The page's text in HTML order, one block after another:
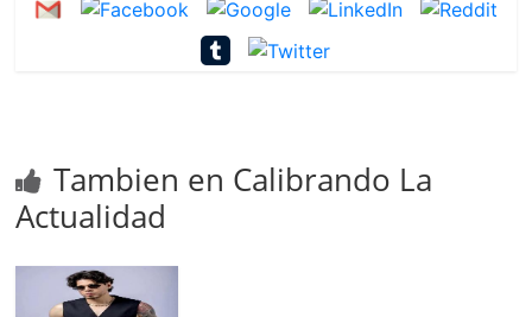
Tambien en Calibrando La
Actualidad